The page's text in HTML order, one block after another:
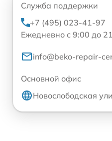
Служба поддержки
+7 (495) 023-41-97
Ежедневно с 9:00 до
info@beko-repair-
Основной офис
Новослободская